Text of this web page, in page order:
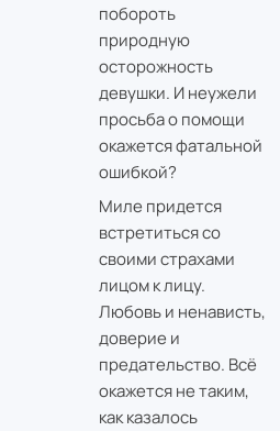
побороть
природную
осторожность
девушки. И неужели
просьба о помощи
окажется фатальной
ошибкой?
Миле придется
встретиться со
своими страхами
лицом к лицу.
Любовь и ненависть,
доверие и
предательство. Всё
окажется не таким,
как казалось